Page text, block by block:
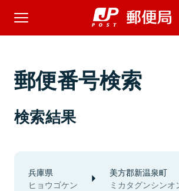
郵便番号検索
検索結果
兵庫県
ヒョウゴケン
美方郡新温泉町
ミカタグンシンオ